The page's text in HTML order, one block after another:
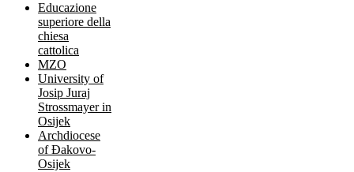
Educazione
superiore della
chiesa
cattolica
MZO
University of
Josip Juraj
Strossmayer in
Osijek
Archdiocese
of Đakovo-
Osijek